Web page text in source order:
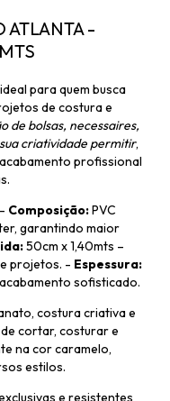
ATLANTA -
para quem busca
de costura e
de bolsas, necessaires,
criatividade permitir,
profissional
- Composição:PVC
garantindo maior
50cm x 1,40mts –
projetos. - Espessura:
sofisticado.
costura criativa e
cortar, costurar e
na cor caramelo,
estilos.
e resistentes